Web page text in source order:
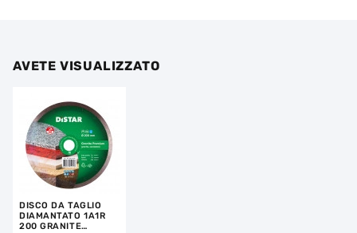
AVETE VISUALIZZATO
DISCO DA TAGLIO
DIAMANTATO 1A1R
200 GRANITE